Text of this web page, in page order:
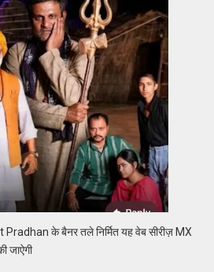
के बैनर तले निर्मित यह वेब सीरीज़ MX
जाऐगी